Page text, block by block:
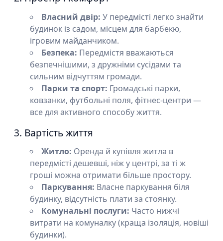
Власний двір: У передмісті легко знайти
будинок із садом, місцем для барбекю,
ігровим майданчиком.
Безпека: Передмістя вважаються
безпечнішими, з дружніми сусідами та
сильним відчуттям громади.
Парки та спорт: Громадські парки,
ковзанки, футбольні поля, фітнес-центри —
все для активного способу життя.
3. Вартість життя
Житло: Оренда й купівля житла в
передмісті дешевші, ніж у центрі, за ті ж
гроші можна отримати більше простору.
Паркування: Власне паркування біля
будинку, відсутність плати за стоянку.
Комунальні послуги: Часто нижчі
витрати на комуналку (краща ізоляція, новіші
будинки).